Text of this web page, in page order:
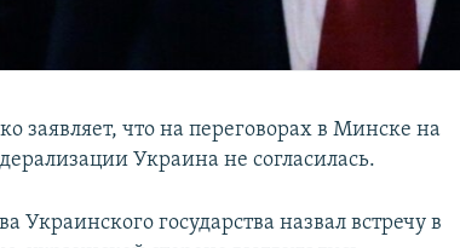
что на переговорах в Минске на
Украина не согласилась.
Украинского государства назвал встречу в